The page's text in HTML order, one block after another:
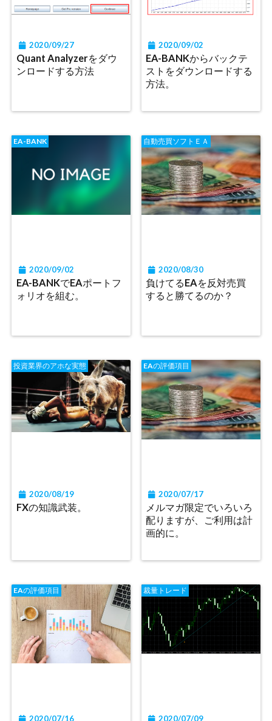
2020/09/27
Quant Analyzerをダウ
ンロードする方法
2020/09/02
EA-BANKからバックテ
ストをダウンロードする
方法。
EA-BANK
2020/09/02
EA-BANKでEAポートフ
ォリオを組む。
自動売買ソフトＥＡ
2020/08/30
負けてるEAを反対売買
すると勝てるのか？
投資業界のアホな実態
2020/08/19
FXの知識武装。
EAの評価項目
2020/07/17
メルマガ限定でいろいろ
配りますが、ご利用は計
画的に。
EAの評価項目
2020/07/16
裁量トレード
2020/07/09